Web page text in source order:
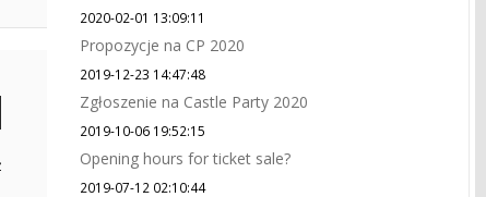
2020-02-01 13:09:11
Propozycje na CP 2020
2019-12-23 14:47:48
Zgłoszenie na Castle Party 2020
2019-10-06 19:52:15
Opening hours for ticket sale?
2019-07-12 02:10:44